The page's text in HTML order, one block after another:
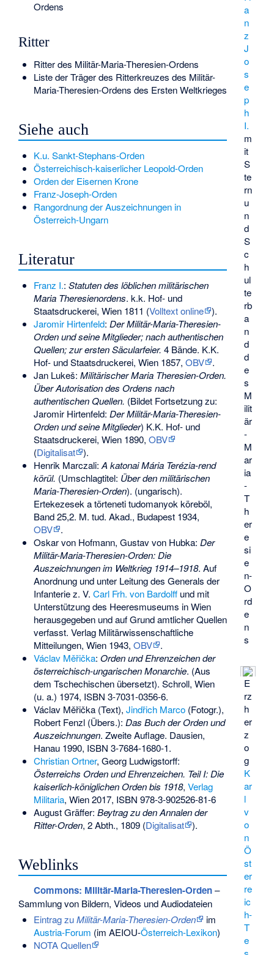
a
n
z
J
o
s
e
p
h
I.
m
it
S
te
rn
u
n
d
S
c
h
ul
te
rb
a
n
d
d
e
s
M
ilit
är
-
M
ar
ia
-
T
h
er
e
si
e
n-
O
rd
e
n
s
E
rz
h
er
z
o
g
K
ar
l
v
o
n
Ö
st
er
re
ic
h-
T
e
Ordens
Ritter
Ritter des Militär-Maria-Theresien-Ordens
Liste der Träger des Ritterkreuzes des Militär-
Maria-Theresien-Ordens des Ersten Weltkrieges
Siehe auch
K.u. Sankt-Stephans-Orden
Österreichisch-kaiserlicher Leopold-Orden
Orden der Eisernen Krone
Franz-Joseph-Orden
Rangordnung der Auszeichnungen in
Österreich-Ungarn
Literatur
Franz I.: Statuten des löblichen militärischen
Maria Theresienordens. k.k. Hof- und
Staatsdruckerei, Wien 1811 (Volltext online
).
Jaromir Hirtenfeld: Der Militär-Maria-Theresien-
Orden und seine Mitglieder; nach authentischen
Quellen; zur ersten Säcularfeier. 4 Bände. K.K.
Hof- und Staatsdruckerei, Wien 1857, OBV
.
Jan Lukeš: Militärischer Maria Theresien-Orden.
Über Autorisation des Ordens nach
authentischen Quellen. (Bildet Fortsetzung zu:
Jaromir Hirtenfeld: Der Militär-Maria-Theresien-
Orden und seine Mitglieder) K.K. Hof- und
Staatsdruckerei, Wien 1890, OBV
(Digitalisat
).
Henrik Marczali: A katonai Mária Terézia-rend
körül. (Umschlagtitel: Über den militärischen
Maria-Theresien-Orden). (ungarisch).
Ertekezesek a törteneti tudomanyok köreböl,
Band 25,2. M. tud. Akad., Budapest 1934,
OBV
.
Oskar von Hofmann, Gustav von Hubka: Der
Militär-Maria-Theresien-Orden: Die
Auszeichnungen im Weltkrieg 1914–1918. Auf
Anordnung und unter Leitung des Generals der
Infanterie z. V. Carl Frh. von Bardolffund mit
Unterstützung des Heeresmuseums in Wien
herausgegeben und auf Grund amtlicher Quellen
verfasst. Verlag Militärwissenschaftliche
Mitteilungen, Wien 1943, OBV
.
Václav Měřička: Orden und Ehrenzeichen der
österreichisch-ungarischen Monarchie. (Aus
dem Tschechischen übersetzt). Schroll, Wien
(u. a.) 1974, ISBN 3-7031-0356-6.
Václav Měřička (Text), Jindřich Marco(Fotogr.),
Robert Fenzl (Übers.): Das Buch der Orden und
Auszeichnungen. Zweite Auflage. Dausien,
Hanau 1990, ISBN 3-7684-1680-1.
Christian Ortner, Georg Ludwigstorff:
Österreichs Orden und Ehrenzeichen. Teil I: Die
kaiserlich-königlichen Orden bis 1918, Verlag
Militaria, Wien 2017, ISBN 978-3-902526-81-6
August Gräffer: Beytrag zu den Annalen der
Ritter-Orden, 2 Abth., 1809 (Digitalisat ).
Weblinks
Commons: Militär-Maria-Theresien-Orden–
Sammlung von Bildern, Videos und Audiodateien
Eintrag zuMilitär-Maria-Theresien-Orden
im
Austria-Forum (im AEIOU-Österreich-Lexikon)
NOTA Quellen